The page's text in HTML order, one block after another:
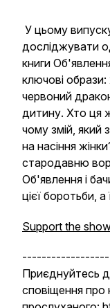
У цьому
досліджувати
книги
ключові образи:
червоний
дитину. Хто ця
чому змій, який
на насіння
стародавню
Об'явлення і
цієї боротьби,
Support the
Приєднуйтесь
сповіщення про